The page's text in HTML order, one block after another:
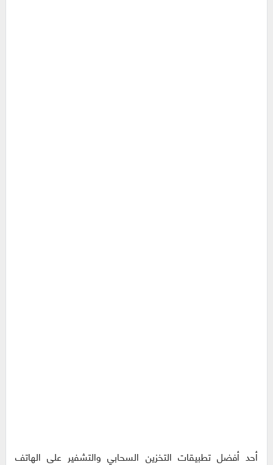
أحد أفضل تطبيقات التخزين السحابي والتشفير على الهاتف